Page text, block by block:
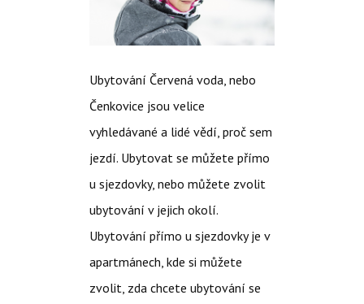
Ubytování Červená voda, nebo
Čenkovice jsou velice
vyhledávané a lidé vědí, proč sem
jezdí. Ubytovat se můžete přímo
u sjezdovky, nebo můžete zvolit
ubytování v jejich okolí.
Ubytování přímo u sjezdovky je v
apartmánech, kde si můžete
zvolit, zda chcete ubytování se